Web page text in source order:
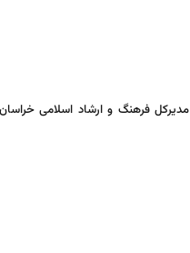
مدیرکل فرهنگ و ارشاد اسلامی